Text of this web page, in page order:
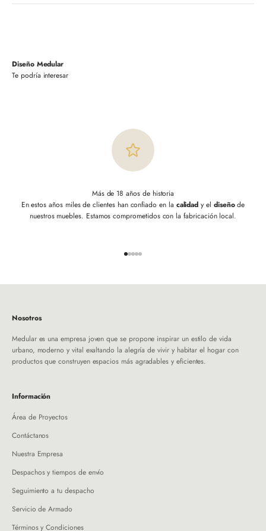
Diseño Medular
Más de 18 años de historia
En estos años miles de clientes han confiado en la calidad y el diseñode
nuestros muebles. Estamos comprometidos con la fabricación local.
Ir al artículo 1
Ir al artículo 2
Ir al artículo 3
Ir al artículo 4
Ir al artículo 5
Nosotros
Medular es una empresa joven que se propone inspirar un estilo de vida
urbano, moderno y vital exaltando la alegría de vivir y habitar el hogar con
productos que construyen espacios más agradables y eficientes.
Información
Área de Proyectos
Contáctanos
Nuestra Empresa
Despachos y tiempos de envío
Seguimiento a tu despacho
Servicio de Armado
Términos y Condiciones